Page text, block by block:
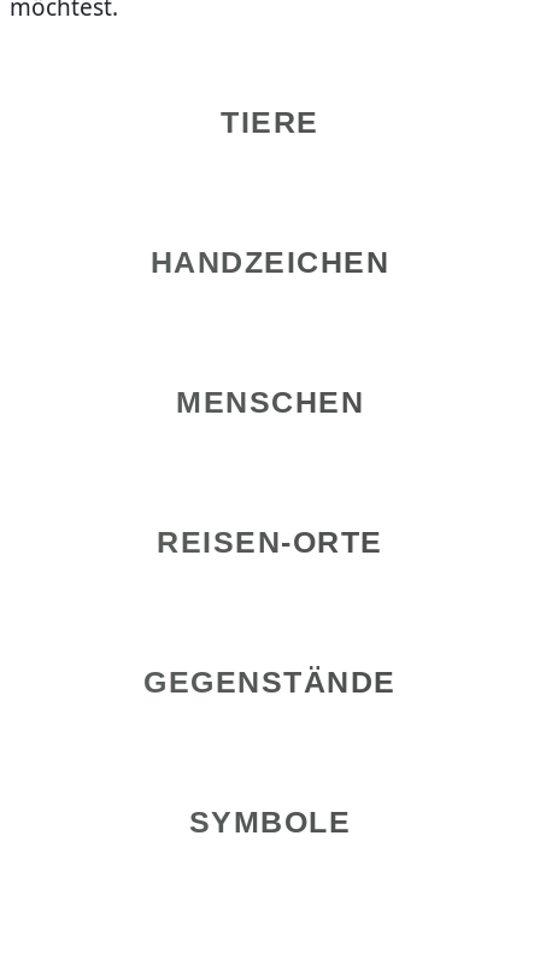
möchtest.
TIERE
HANDZEICHEN
MENSCHEN
REISEN-ORTE
GEGENSTÄNDE
SYMBOLE